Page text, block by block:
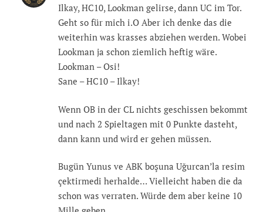
Ilkay, HC10, Lookman gelirse, dann UC im Tor.
Geht so für mich i.O Aber ich denke das die
weiterhin was krasses abziehen werden. Wobei
Lookman ja schon ziemlich heftig wäre.
Lookman – Osi!
Sane – HC10 – Ilkay!
Wenn OB in der CL nichts geschissen bekommt
und nach 2 Spieltagen mit 0 Punkte dasteht,
dann kann und wird er gehen müssen.
Bugün Yunus ve ABK boşuna Uğurcan’la resim
çektirmedi herhalde… Vielleicht haben die da
schon was verraten. Würde dem aber keine 10